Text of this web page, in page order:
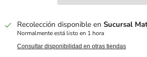
Recolección disponible en Sucursal
Normalmente está listo en 1 hora
Consultar disponibilidad en otras tiendas